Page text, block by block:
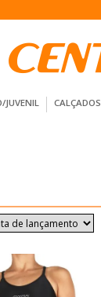
JUVENIL CALÇADOS